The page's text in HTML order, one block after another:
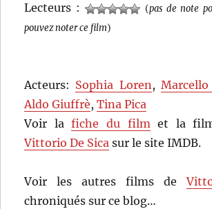
Lecteurs : (pas de note
pouvez noter ce film)
Acteurs: Sophia Loren,
Aldo Giuffrè,Tina Pica
Voir lafiche du filmet la
Vittorio De Sica sur le site IMDB.
Voir les autres films de
chroniqués sur ce blog…